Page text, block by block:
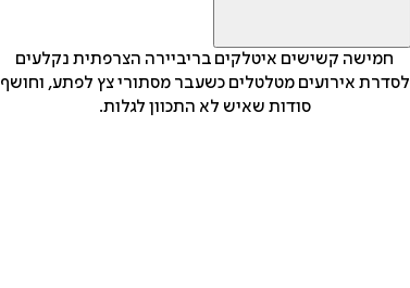
חמישה קשישים איטלקים בריביירה הצרפתית נקלעים
לסדרת אירועים מטלטלים כשעבר מסתורי צץ לפתע, וחושף
סודות שאיש לא התכוון לגלות.